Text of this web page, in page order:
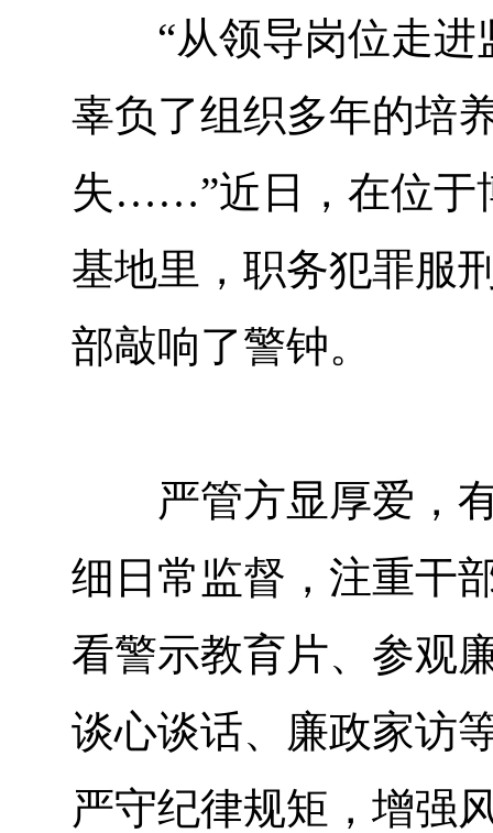
“从领导岗位走进
辜负了组织多年的培
失……”近日，在位于
基地里，职务犯罪服
部敲响了警钟。
严管方显厚爱，有
细日常监督，注重干
看警示教育片、参观
谈心谈话、廉政家访
严守纪律规矩，增强